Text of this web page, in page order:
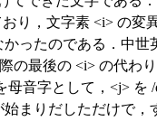
り，文字素 <i> の変
ったのである．中
の最後の <i> の代わ
母音字として，<j>
まりだしただけで